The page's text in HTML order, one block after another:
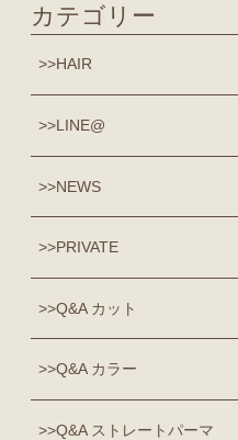
カテゴリー
HAIR
LINE@
NEWS
PRIVATE
Q&A カット
Q&A カラー
Q&A ストレートパーマ